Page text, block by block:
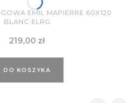
EMIL MAPIERRE 60X120
BLANC ELRG
Cena
219,00 zł
DO KOSZYKA